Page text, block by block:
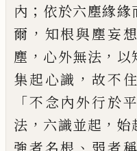
內 ； 依於六塵緣緣
爾 ， 知根與塵妄
塵 ， 心外無法 ， 以
集起心識 ， 故不
「不念內外行於
法 ， 六識並起 ， 始